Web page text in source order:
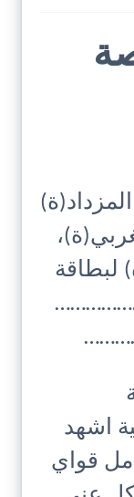
لبطاقة
اشهد
قواي